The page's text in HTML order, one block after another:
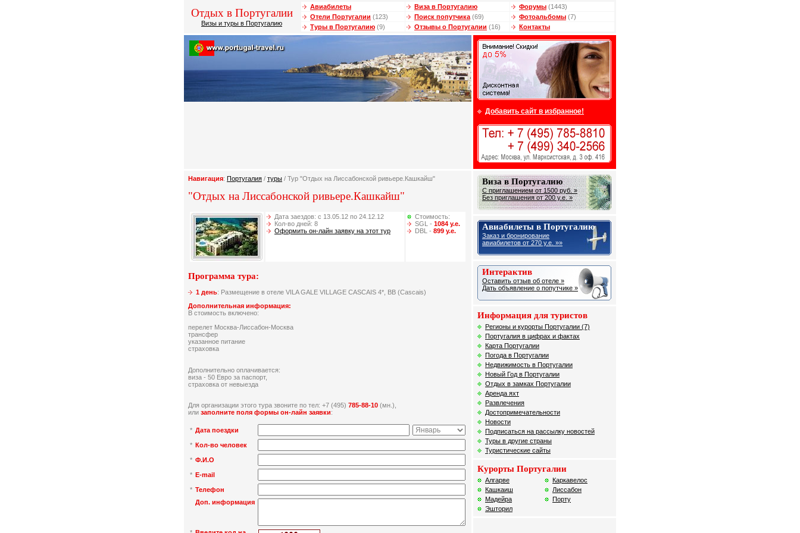
Отдых в Португалии
Визы и туры в Португалию
Авиабилеты Виза в Португалию Форумы (1443)
Отели Португалии (123) Поиск попутчика (69) Фотоальбомы (7)
Туры в Португалию (9) Отзывы о Португалии (16) Контакты
Добавить сайт в избранное!
Навигация: Португалия / туры / Тур "Отдых на Лиссабонской ривьере.Кашкайш"
"Отдых на Лиссабонской ривьере.Кашкайш"
Дата заездов: с 13.05.12 по 24.12.12
Кол-во дней: 8
Оформить он-лайн заявку на этот тур
Стоимость:
SGL - 1084 у.е.
DBL - 899 у.е.
Программа тура:
1 день: Размещение в отеле VILA GALE VILLAGE CASCAIS 4*, BB (Cascais)
Дополнительная информация:
В стоимость включено:
перелет Москва-Лиссабон-Москва
трансфер
указанное питание
страховка
Дополнительно оплачивается:
виза - 50 Евро за паспорт,
cтраховка от невыезда
Для организации этого тура звоните по тел: +7 (495) 785-88-10 (мн.),
или заполните поля формы он-лайн заявки:
* Дата поездки
* Кол-во человек
* Ф.И.О
* E-mail
* Телефон
Доп. информация
Виза в Португалию
С приглашением от 1500 руб. »
Без приглашения от 200 у.е. »
Авиабилеты в Португалию
Заказ и бронирование
авиабилетов от 270 у.е. »»
Интерактив
Оставить отзыв об отеле »
Дать объявление о попутчике »
Информация для туристов
Регионы и курорты Португалии (7)
Португалия в цифрах и фактах
Карта Португалии
Погода в Португалии
Недвижимость в Португалии
Новый Год в Португалии
Отдых в замках Португалии
Аренда яхт
Развлечения
Достопримечательности
Новости
Подписаться на рассылку новостей
Туры в другие страны
Туристические сайты
Курорты Португалии
Алгарве
Кашкаиш
Мадейра
Эшторил
Каркавелос
Лиссабон
Порту